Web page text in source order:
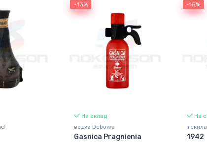
-13%
-13%
На склад
водка Debowa
Gasnica Pragnienia
-15%
-15%
На
1942